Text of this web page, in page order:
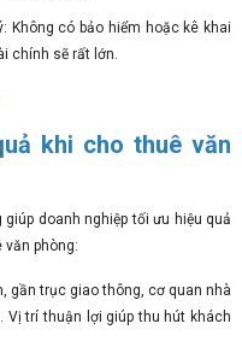
Không có bảo hiểm hoặc kê khai
chính sẽ rất lớn.
khi cho thuê văn
doanh nghiệp tối ưu hiệu quả
phòng:
gần trục giao thông, cơ quan nhà
Vị trí thuận lợi giúp thu hút khách